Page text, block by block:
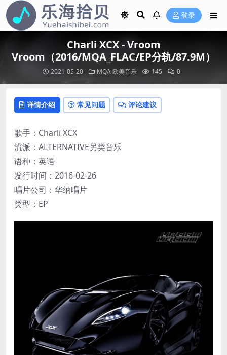
登录
Charli XCX - Vroom
Vroom（2016/MQA_FLAC/EP分轨/87.9M）
2021-05-20 MQA欧美音乐 145 0
详情介绍 常见问题 评论建议
歌手：Charli XCX
流派：ALTERNATIVE另类音乐
语种：英语
发行时间：2016-02-26
唱片公司：华纳唱片
类型：EP